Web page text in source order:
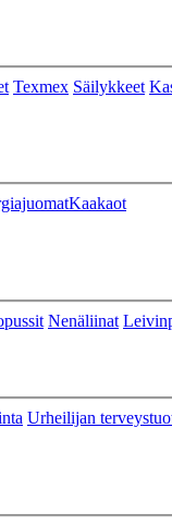
Texmex Säilykkeet
Kaakaot
Nenäliinat
Urheilijan